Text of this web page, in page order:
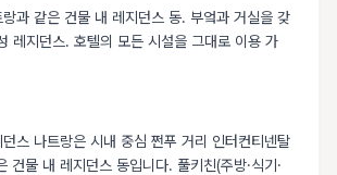
리합니다. 커플과 가족 모두에게 편안한 휴식
랑과 같은 건물 내 레지던스 동. 부엌과 거실을 갖
레지던스. 호텔의 모든 시설을 그대로 이용 가
스 나트랑은 시내 중심 쩐푸 거리 인터컨티넨탈
건물 내 레지던스 동입니다. 풀키친(주방·식기·